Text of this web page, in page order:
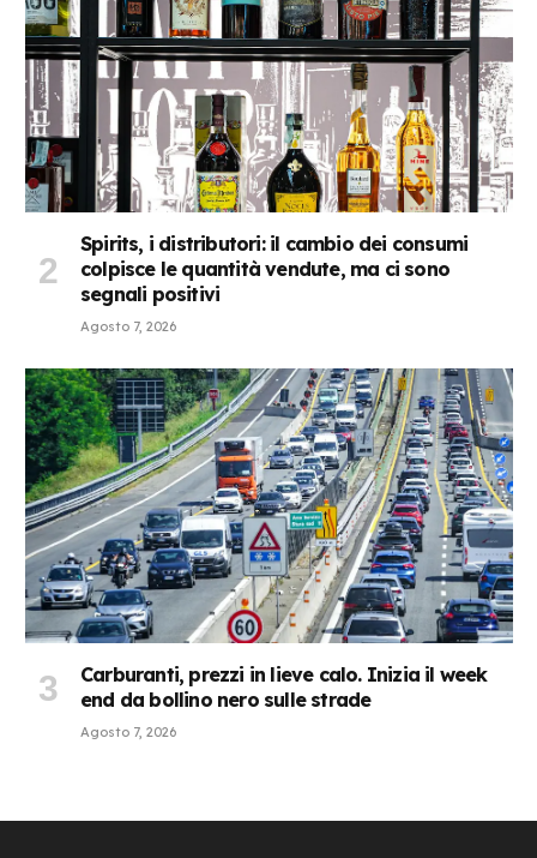
Spirits, i distributori: il cambio dei consumi
colpisce le quantità vendute, ma ci sono
segnali positivi
Agosto 7, 2026
Carburanti, prezzi in lieve calo. Inizia il week
end da bollino nero sulle strade
Agosto 7, 2026